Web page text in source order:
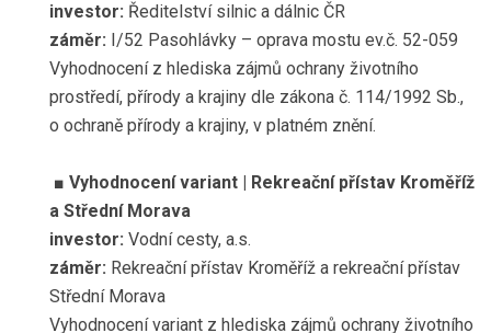
investor: Ředitelství silnic a dálnic ČR
záměr: I/52 Pasohlávky – oprava mostu ev.č. 52-059
Vyhodnocení z hlediska zájmů ochrany životního
prostředí, přírody a krajiny dle zákona č. 114/1992 Sb.,
o ochraně přírody a krajiny, v platném znění.
■ Vyhodnocení variant | Rekreační přístav Kroměříž
a Střední Morava
investor: Vodní cesty, a.s.
záměr: Rekreační přístav Kroměříž a rekreační přístav
Střední Morava
Vyhodnocení variant z hlediska zájmů ochrany životního